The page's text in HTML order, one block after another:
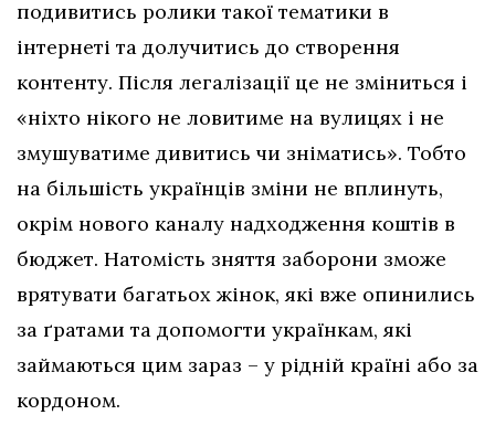
подивитись ролики такої тематики в
інтернеті та долучитись до створення
контенту. Після легалізації це не зміниться і
«ніхто нікого не ловитиме на вулицях і не
змушуватиме дивитись чи зніматись». Тобто
на більшість українців зміни не вплинуть,
окрім нового каналу надходження коштів в
бюджет. Натомість зняття заборони зможе
врятувати багатьох жінок, які вже опинились
за ґратами та допомогти українкам, які
займаються цим зараз – у рідній країні або за
кордоном.